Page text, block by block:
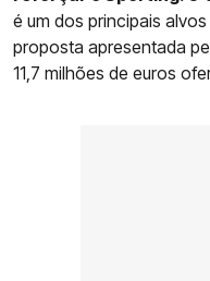
é um dos principais
proposta apresentada
11,7 milhões de euros